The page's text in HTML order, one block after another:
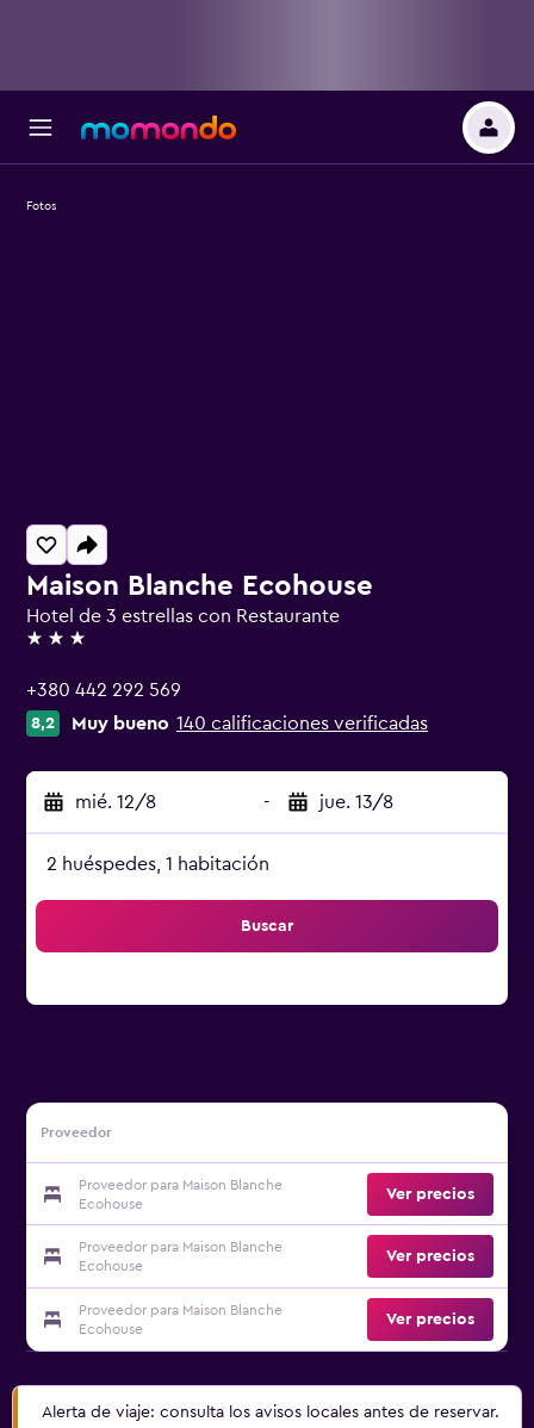
Maison Blanche Ecohouse
Hotel de 3 estrellas con Restaurante
3 estrellas
+380 442 292 569
8,2 Muy bueno 140 calificaciones verificadas
mié. 12/8 - jue. 13/8
2 huéspedes, 1 habitación
Buscar
Proveedor
Proveedor para Maison Blanche
Ecohouse
Ver precios
Proveedor para Maison Blanche
Ecohouse
Ver precios
Proveedor para Maison Blanche
Ecohouse
Ver precios
Fotos
Alerta de viaje: consulta los avisos locales antes de reservar.